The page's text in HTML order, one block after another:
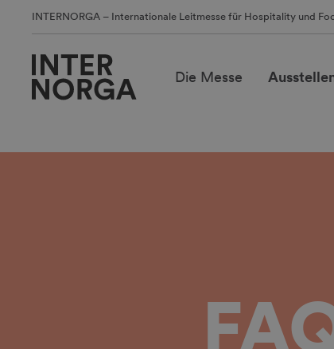
INTERNORGA – Internationale Leitmesse für Hospitality und
Die Messe